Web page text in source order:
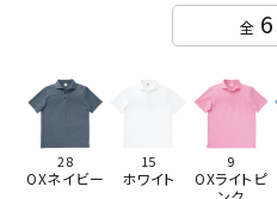
全 6
28
OXネイビー
15
ホワイト
9
OXライトピ